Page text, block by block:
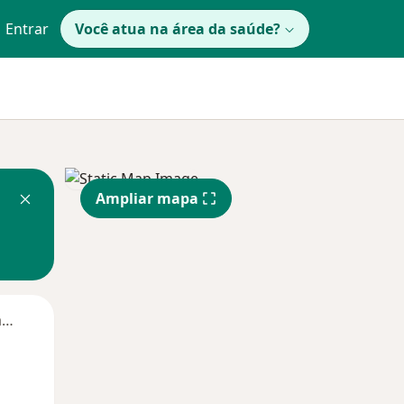
Entrar Você atua na área da saúde?
Segunda-feira
Ampliar mapa